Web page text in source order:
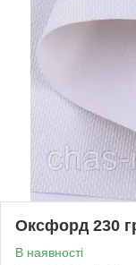
Оксфорд 230
В наявності